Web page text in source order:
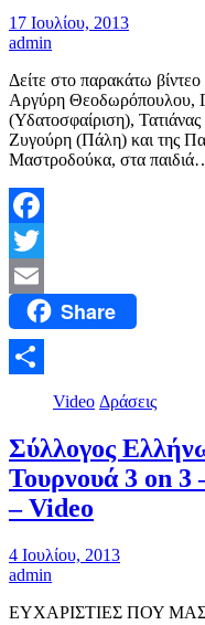
17 Ιουλίου, 2013
admin
Δείτε στο παρακάτω
Αργύρη Θεοδωρόπουλου,
(Υδατοσφαίριση),
Ζυγούρη (Πάλη) και της
Μαστροδούκα, στα
Facebook
Twitter
Email Share
Μοιραστείτε
Video Δράσεις
Σύλλογος
Τουρνουά 3 on 3
– Video
4 Ιουλίου, 2013
admin
ΕΥΧΑΡΙΣΤΙΕΣ ΠΟΥ